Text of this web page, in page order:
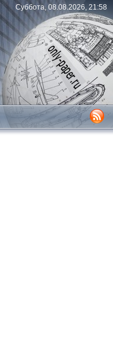
Суббота, 08.08.2026, 21:58